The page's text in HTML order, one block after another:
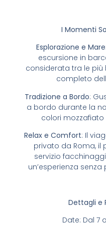
I Momenti
Esplorazione e Mare
escursione in
considerata tra le più
completo
Tradizione a Bordo:
a bordo durante la
colori mozzafiato
Relax e Comfort: Il
privato da Roma, il
servizio
un’esperienza
Dettagli e
Date: Dal 7